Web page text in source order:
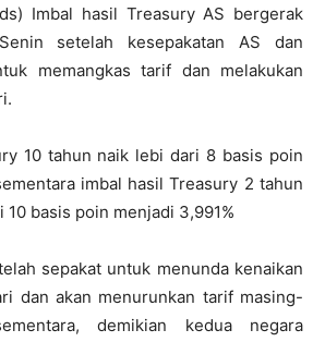
Imbal hasil Treasury AS bergerak
setelah kesepakatan AS dan
memangkas tarif dan melakukan
10 tahun naik lebi dari 8 basis poin
imbal hasil Treasury 2 tahun
basis poin menjadi 3,991%
sepakat untuk menunda kenaikan
dan akan menurunkan tarif masing-
demikian kedua negara